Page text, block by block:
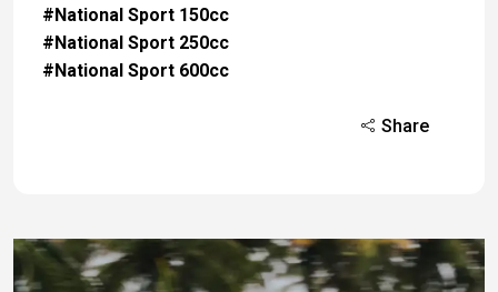
#National Sport 150cc
#National Sport 250cc
#National Sport 600cc
Share